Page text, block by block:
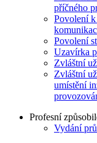
příčného
Povolení
Povolení
Uzavírka
Zvláštní
Zvláštní
umístění
Profesní
Vydání